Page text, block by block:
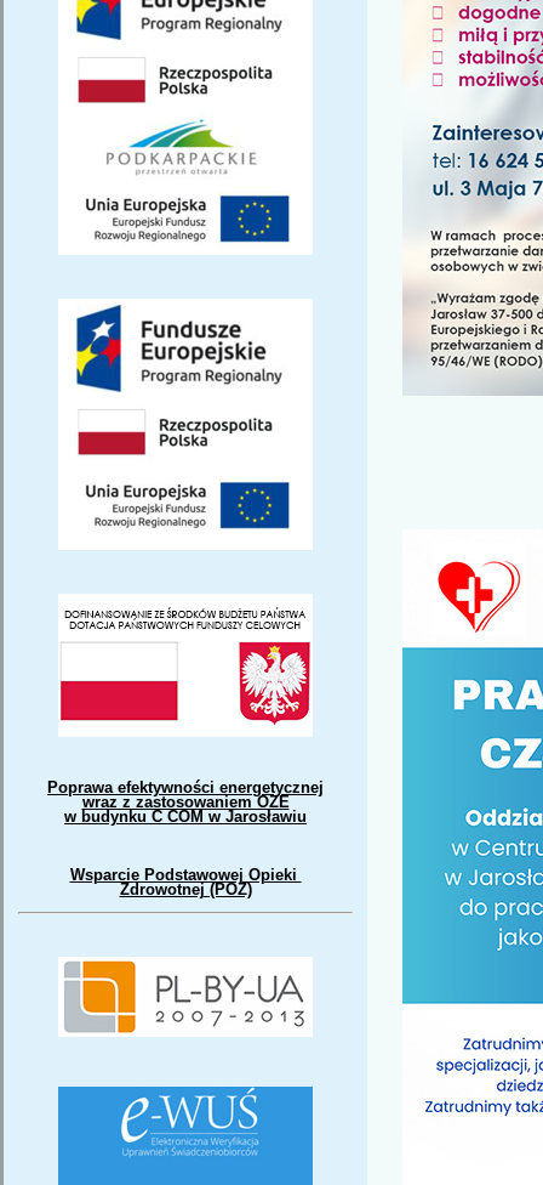
Poprawa efektywności energetycznej
wraz z zastosowaniem OZE
w budynku C COM w Jarosławiu
Wsparcie Podstawowej Opieki
Zdrowotnej (POZ)